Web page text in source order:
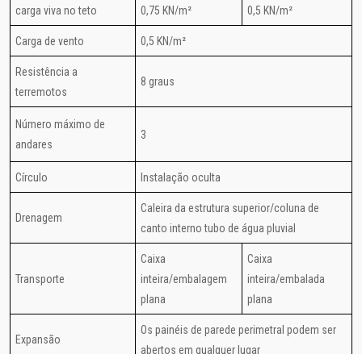
carga viva no teto 0,75 KN/m² 0,5 KN/m²
Carga de vento 0,5 KN/m²
Resistência a
terremotos
8 graus
Número máximo de
andares
3
Círculo Instalação oculta
Drenagem
Caleira da estrutura superior/coluna de
canto interno tubo de água pluvial
Transporte
Caixa
inteira/embalagem
plana
Caixa
inteira/embalada
plana
Expansão
Os painéis de parede perimetral podem ser
abertos em qualquer lugar